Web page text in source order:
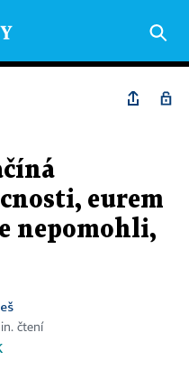
eurem
nepomohli,
čtení